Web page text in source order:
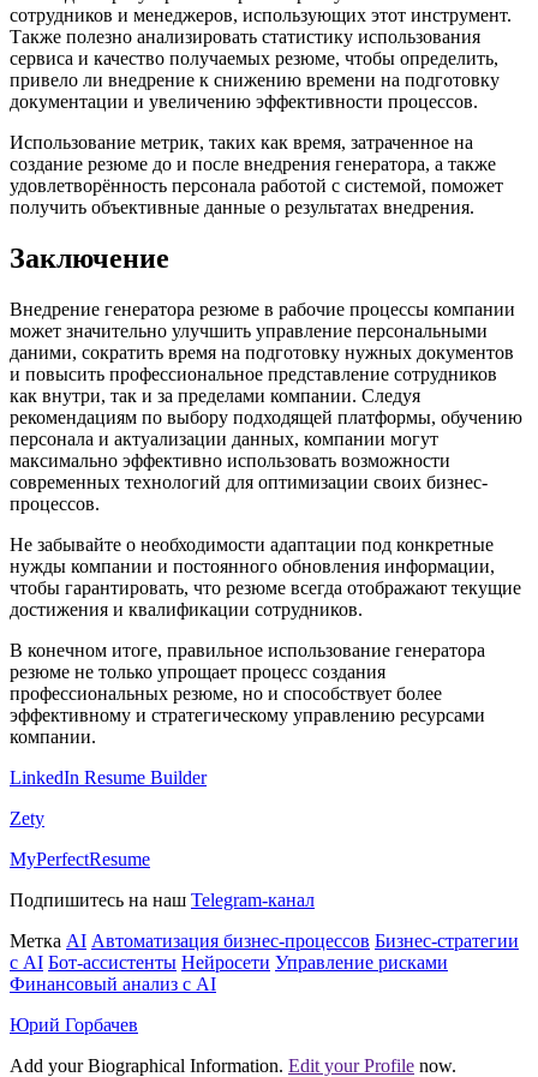
сотрудников и менеджеров, использующих этот инструмент.
Также полезно анализировать статистику использования
сервиса и качество получаемых резюме, чтобы определить,
привело ли внедрение к снижению времени на подготовку
документации и увеличению эффективности процессов.
Использование метрик, таких как время, затраченное на
создание резюме до и после внедрения генератора, а также
удовлетворённость персонала работой с системой, поможет
получить объективные данные о результатах внедрения.
Заключение
Внедрение генератора резюме в рабочие процессы компании
может значительно улучшить управление персональными
даними, сократить время на подготовку нужных документов
и повысить профессиональное представление сотрудников
как внутри, так и за пределами компании. Следуя
рекомендациям по выбору подходящей платформы, обучению
персонала и актуализации данных, компании могут
максимально эффективно использовать возможности
современных технологий для оптимизации своих бизнес-
процессов.
Не забывайте о необходимости адаптации под конкретные
нужды компании и постоянного обновления информации,
чтобы гарантировать, что резюме всегда отображают текущие
достижения и квалификации сотрудников.
В конечном итоге, правильное использование генератора
резюме не только упрощает процесс создания
профессиональных резюме, но и способствует более
эффективному и стратегическому управлению ресурсами
компании.
LinkedIn Resume Builder
Zety
MyPerfectResume
Подпишитесь на наш Telegram-канал
Метка AI Автоматизация бизнес-процессов Бизнес-стратегии
с AI Бот-ассистенты Нейросети Управление рисками
Финансовый анализ с AI
Юрий Горбачев
Add your Biographical Information. Edit your Profile now.